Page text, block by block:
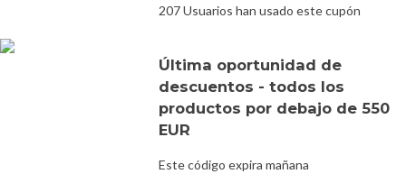
207 Usuarios han usado este cupón
Última oportunidad de
descuentos - todos los
productos por debajo de 550
EUR
Este código expira mañana